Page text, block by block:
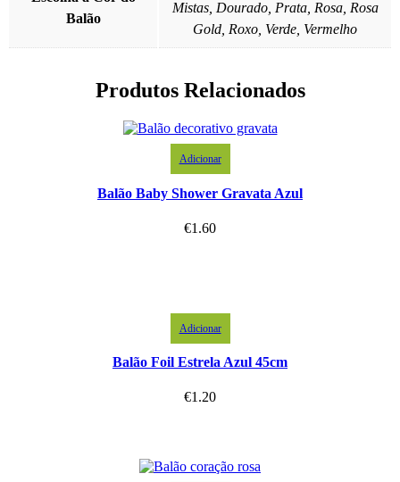
Balão
Mistas, Dourado, Prata, Rosa, Rosa
Gold, Roxo, Verde, Vermelho
Produtos Relacionados
Adicionar
Balão Baby Shower Gravata Azul
€1.60
Adicionar
Balão Foil Estrela Azul 45cm
€1.20